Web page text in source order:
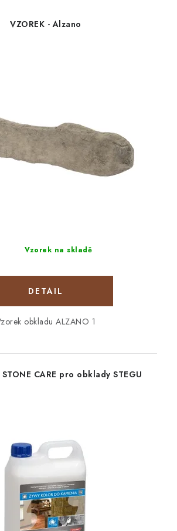
VZOREK - Alzano
Vzorek na skladě
obkladu ALZANO 1
CARE pro obklady STEGU